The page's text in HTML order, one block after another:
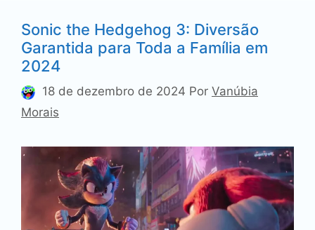
Sonic the Hedgehog 3: Diversão
Garantida para Toda a Família em
2024
18 de dezembro de 2024 Por Vanúbia
Morais